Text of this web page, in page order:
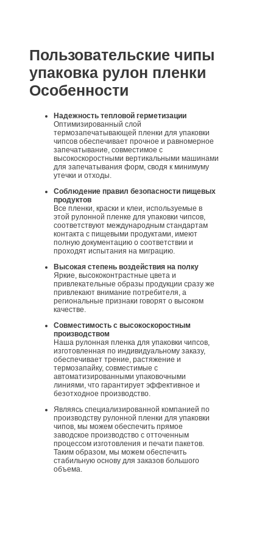
Пользовательские чипы
упаковка рулон пленки
Особенности
Надежность тепловой герметизации
Оптимизированный слой
термозапечатывающей пленки для упаковки
чипсов обеспечивает прочное и равномерное
запечатывание, совместимое с
высокоскоростными вертикальными машинами
для запечатывания форм, сводя к минимуму
утечки и отходы.
Соблюдение правил безопасности пищевых
продуктов
Все пленки, краски и клеи, используемые в
этой рулонной пленке для упаковки чипсов,
соответствуют международным стандартам
контакта с пищевыми продуктами, имеют
полную документацию о соответствии и
проходят испытания на миграцию.
Высокая степень воздействия на полку
Яркие, высококонтрастные цвета и
привлекательные образы продукции сразу же
привлекают внимание потребителя, а
региональные признаки говорят о высоком
качестве.
Совместимость с высокоскоростным
производством
Наша рулонная пленка для упаковки чипсов,
изготовленная по индивидуальному заказу,
обеспечивает трение, растяжение и
термозапайку, совместимые с
автоматизированными упаковочными
линиями, что гарантирует эффективное и
безотходное производство.
Являясь специализированной компанией по
производству рулонной пленки для упаковки
чипов, мы можем обеспечить прямое
заводское производство с отточенным
процессом изготовления и печати пакетов.
Таким образом, мы можем обеспечить
стабильную основу для заказов большого
объема.